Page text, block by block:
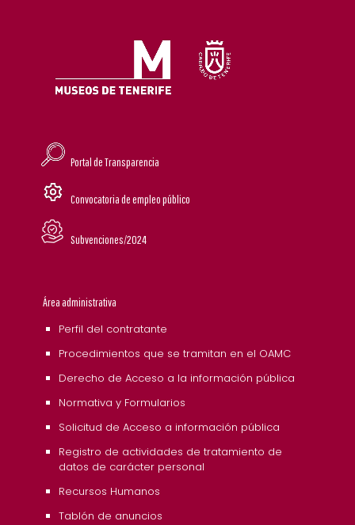
Portal de Transparencia
Convocatoria de empleo público
Subvenciones/2024
Área administrativa
Perfil del contratante
Procedimientos que se tramitan en el OAMC
Derecho de Acceso a la información pública
Normativa y Formularios
Solicitud de Acceso a información pública
Registro de actividades de tratamiento de
datos de carácter personal
Recursos Humanos
Tablón de anuncios